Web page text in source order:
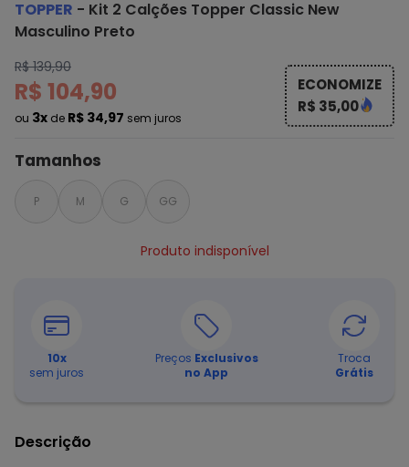
TOPPER - Kit 2 Calções Topper Classic New
Masculino Preto
R$ 139,90
R$ 104,90
ou 3x de R$ 34,97 sem juros
ECONOMIZE
R$ 35,00
Tamanhos
P M G GG
Produto indisponível
10x
sem juros
Preços Exclusivos
no App
Troca
Grátis
Descrição